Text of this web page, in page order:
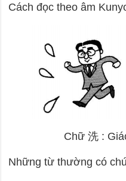
Cách đọc theo âm
Chữ 洗:
Những từ thường có